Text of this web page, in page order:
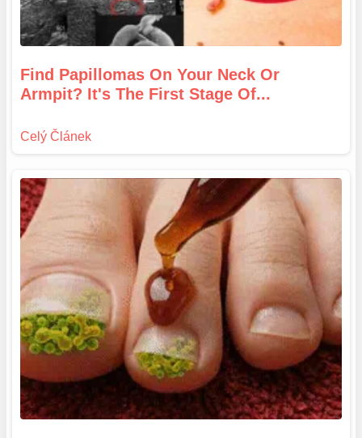
Find Papillomas On Your Neck Or
Armpit? It's The First Stage Of...